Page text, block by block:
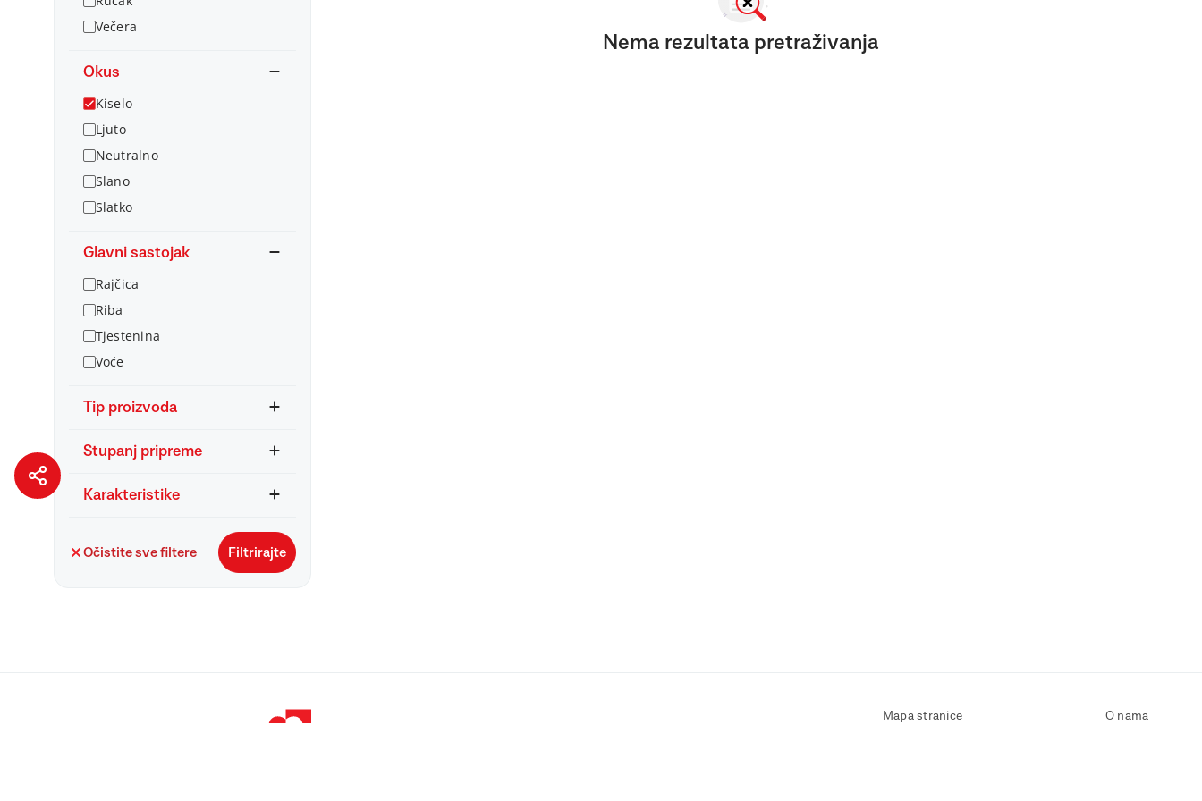
Večera
Okus
Kiselo
Ljuto
Neutralno
Slano
Slatko
Glavni sastojak
Rajčica
Riba
Tjestenina
Voće
Tip proizvoda
Stupanj pripreme
Karakteristike
Očistite sve filtere Filtrirajte
Nema rezultata pretraživanja
Mapa stranice
O nama